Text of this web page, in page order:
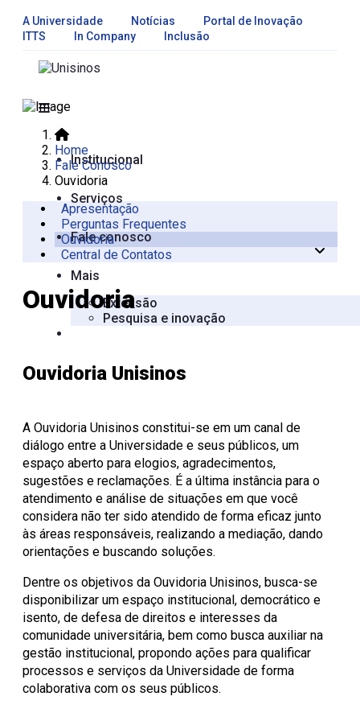
A Universidade Notícias
Portal de Inovação
ITTS
In Company Inclusão
Institucional
Serviços
Fale conosco
Mais
Extensão
Pesquisa e inovação
Home
Fale Conosco
Ouvidoria
Apresentação
Perguntas Frequentes
Ouvidoria
Fale com a Ouvidoria
Central de Contatos
Ouvidoria
Ouvidoria Unisinos
A Ouvidoria Unisinos constitui-se em um canal de
diálogo entre a Universidade e seus públicos, um
espaço aberto para elogios, agradecimentos,
sugestões e reclamações. É a última instância para o
atendimento e análise de situações em que você
considera não ter sido atendido de forma eficaz junto
às áreas responsáveis, realizando a mediação, dando
orientações e buscando soluções.
Dentre os objetivos da Ouvidoria Unisinos, busca-se
disponibilizar um espaço institucional, democrático e
isento, de defesa de direitos e interesses da
comunidade universitária, bem como busca auxiliar na
gestão institucional, propondo ações para qualificar
processos e serviços da Universidade de forma
colaborativa com os seus públicos.